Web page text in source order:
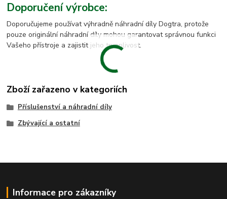
Doporučení výrobce:
Doporučujeme používat výhradně náhradní díly Dogtra, protože
pouze originální náhradní díly mohou garantovat správnou funkci
Vašeho přístroje a zajistit jeho trvanlivost.
Zboží zařazeno v kategoriích
Příslušenství a náhradní díly
Zbývající a ostatní
Informace pro zákazníky